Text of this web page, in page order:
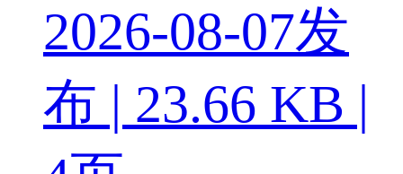
2026-08-07发
布 | 23.66 KB |